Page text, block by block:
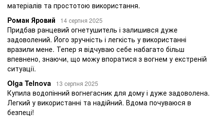
матеріалів та простотою використання.
Роман Яровий
14 серпня 2025
Придбав ранцевий огнетушитель і залишився дуже
задоволений. Його зручність і легкість у використанні
вразили мене. Тепер я відчуваю себе набагато більш
впевнено, знаючи, що можу впоратися з вогнем у екстреній
ситуації.
Olga Telnova
13 серпня 2025
Купила водопінний вогнегасник для дому і дуже задоволена.
Легкий у використанні та надійний. Вдома почуваюся в
безпеці!